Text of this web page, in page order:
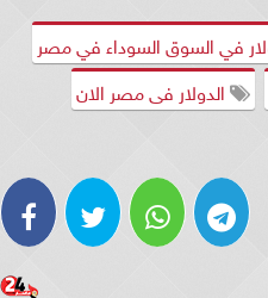
في السوق السوداء في مصر
الدولار فى مصر الان